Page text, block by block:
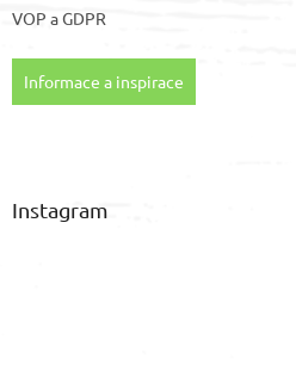
VOP aGDPR
Informace a inspirace
Instagram